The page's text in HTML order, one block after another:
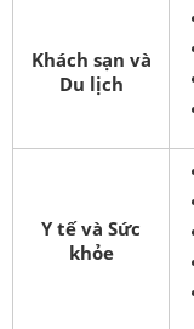
Khách sạn và
Du lịch
Y tế và Sức
khỏe